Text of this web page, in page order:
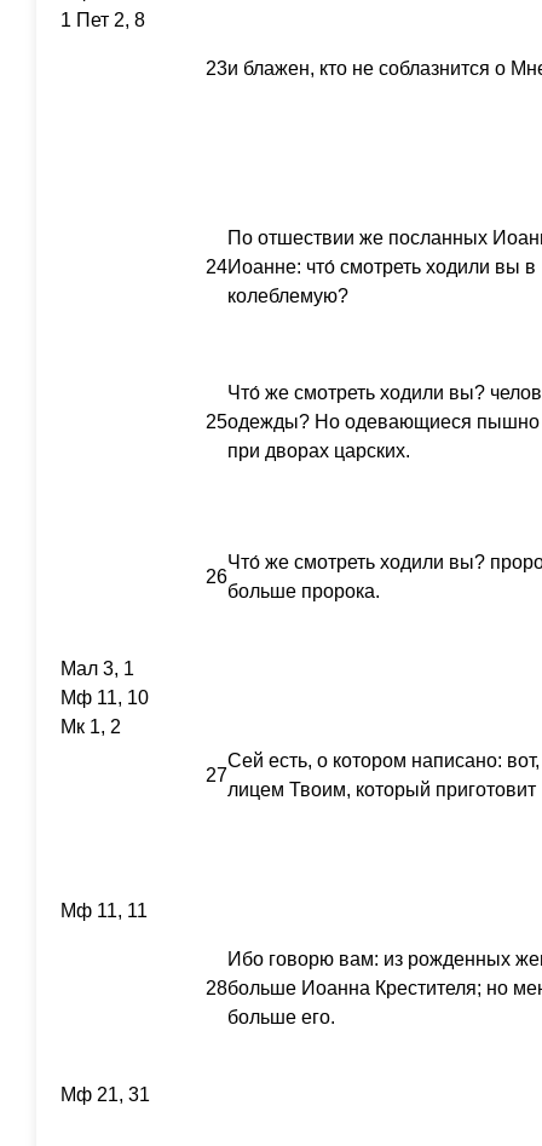
1 Пет 2, 8
23и блажен, кто не соблазнится о
24
По отшествии же посланных
Иоанне: что́ смотреть ходили вы
колеблемую?
25
Что́ же смотреть ходили вы?
одежды? Но одевающиеся пышно
при дворах царских.
26
Что́ же смотреть ходили вы?
больше пророка.
Мал 3, 1
Мф 11, 10
Мк 1, 2
27
Сей есть, о котором написано:
лицем Твоим, который
Мф 11, 11
28
Ибо говорю вам: из рожденных
больше Иоанна Крестителя; но
больше его.
Мф 21, 31